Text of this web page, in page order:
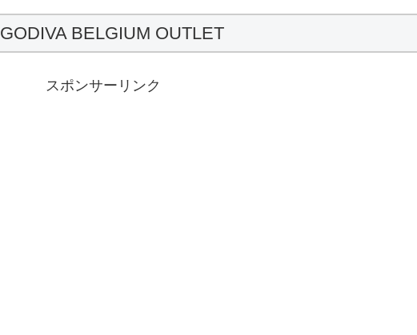
GODIVA BELGIUM OUTLET
スポンサーリンク